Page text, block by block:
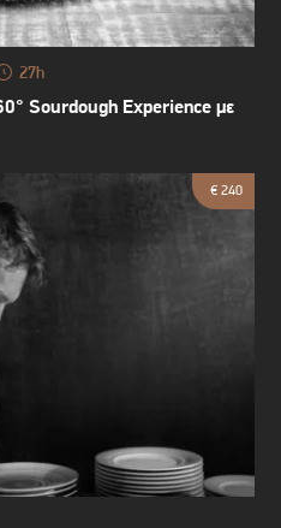
27h
Sourdough Experience με
€ 240